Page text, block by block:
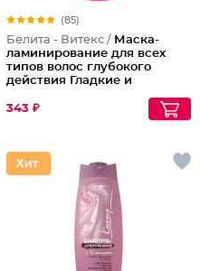
(85)
Белита - Витекс / Маска-
ламинирование для всех
типов волос глубокого
действия Гладкие и
343 ₽